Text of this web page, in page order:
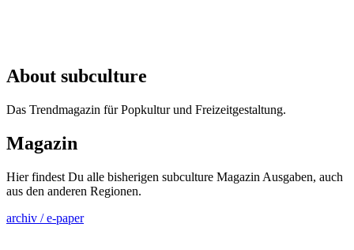
About subculture
Das Trendmagazin für Popkultur und Freizeitgestaltung.
Magazin
Hier findest Du alle bisherigen subculture Magazin Ausgaben, auch
aus den anderen Regionen.
archiv / e-paper